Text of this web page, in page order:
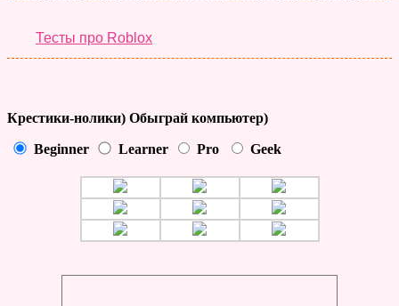
Тесты про Roblox
Крестики-нолики) Обыграй компьютер)
Beginner Learner Pro Geek